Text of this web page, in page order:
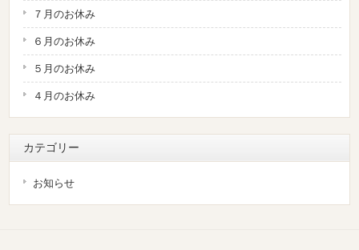
７月のお休み
６月のお休み
５月のお休み
４月のお休み
カテゴリー
お知らせ